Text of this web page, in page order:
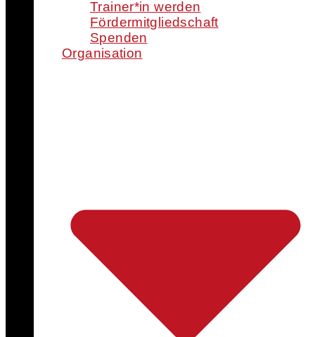
Trainer*in werden
Fördermitgliedschaft
Spenden
Organisation